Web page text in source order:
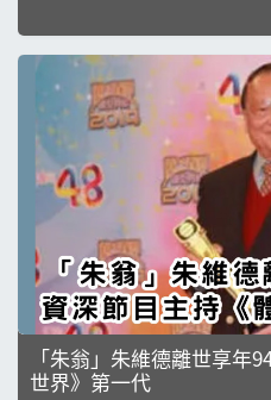
「朱翁」朱維德離世享年
世界》第一代